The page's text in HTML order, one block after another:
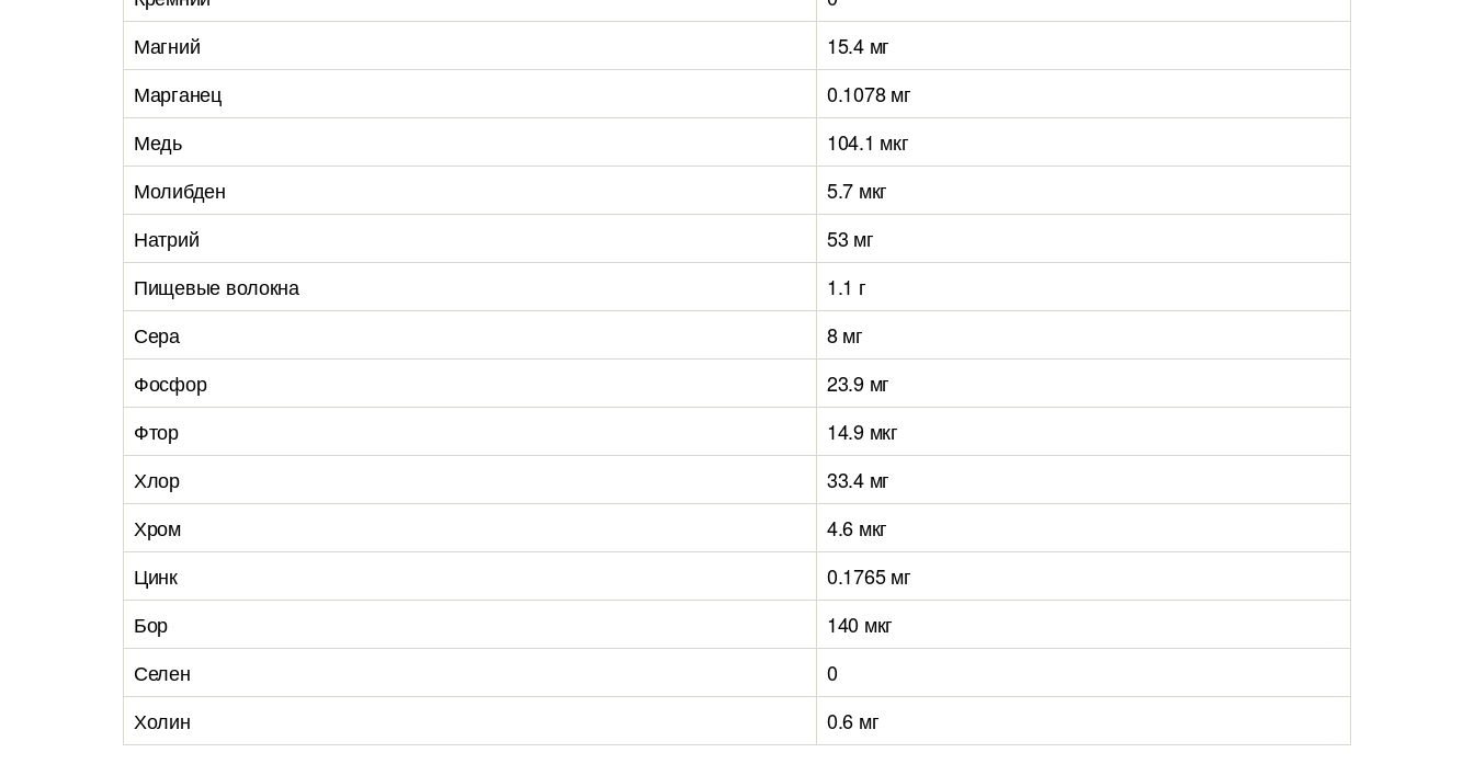
Магний
15.4 мг
Марганец
0.1078 мг
Медь
104.1 мкг
Молибден
5.7 мкг
Натрий
53 мг
Пищевые волокна
1.1 г
Сера
8 мг
Фосфор
23.9 мг
Фтор
14.9 мкг
Хлор
33.4 мг
Хром
4.6 мкг
Цинк
0.1765 мг
Бор
140 мкг
Селен
0
Холин
0.6 мг